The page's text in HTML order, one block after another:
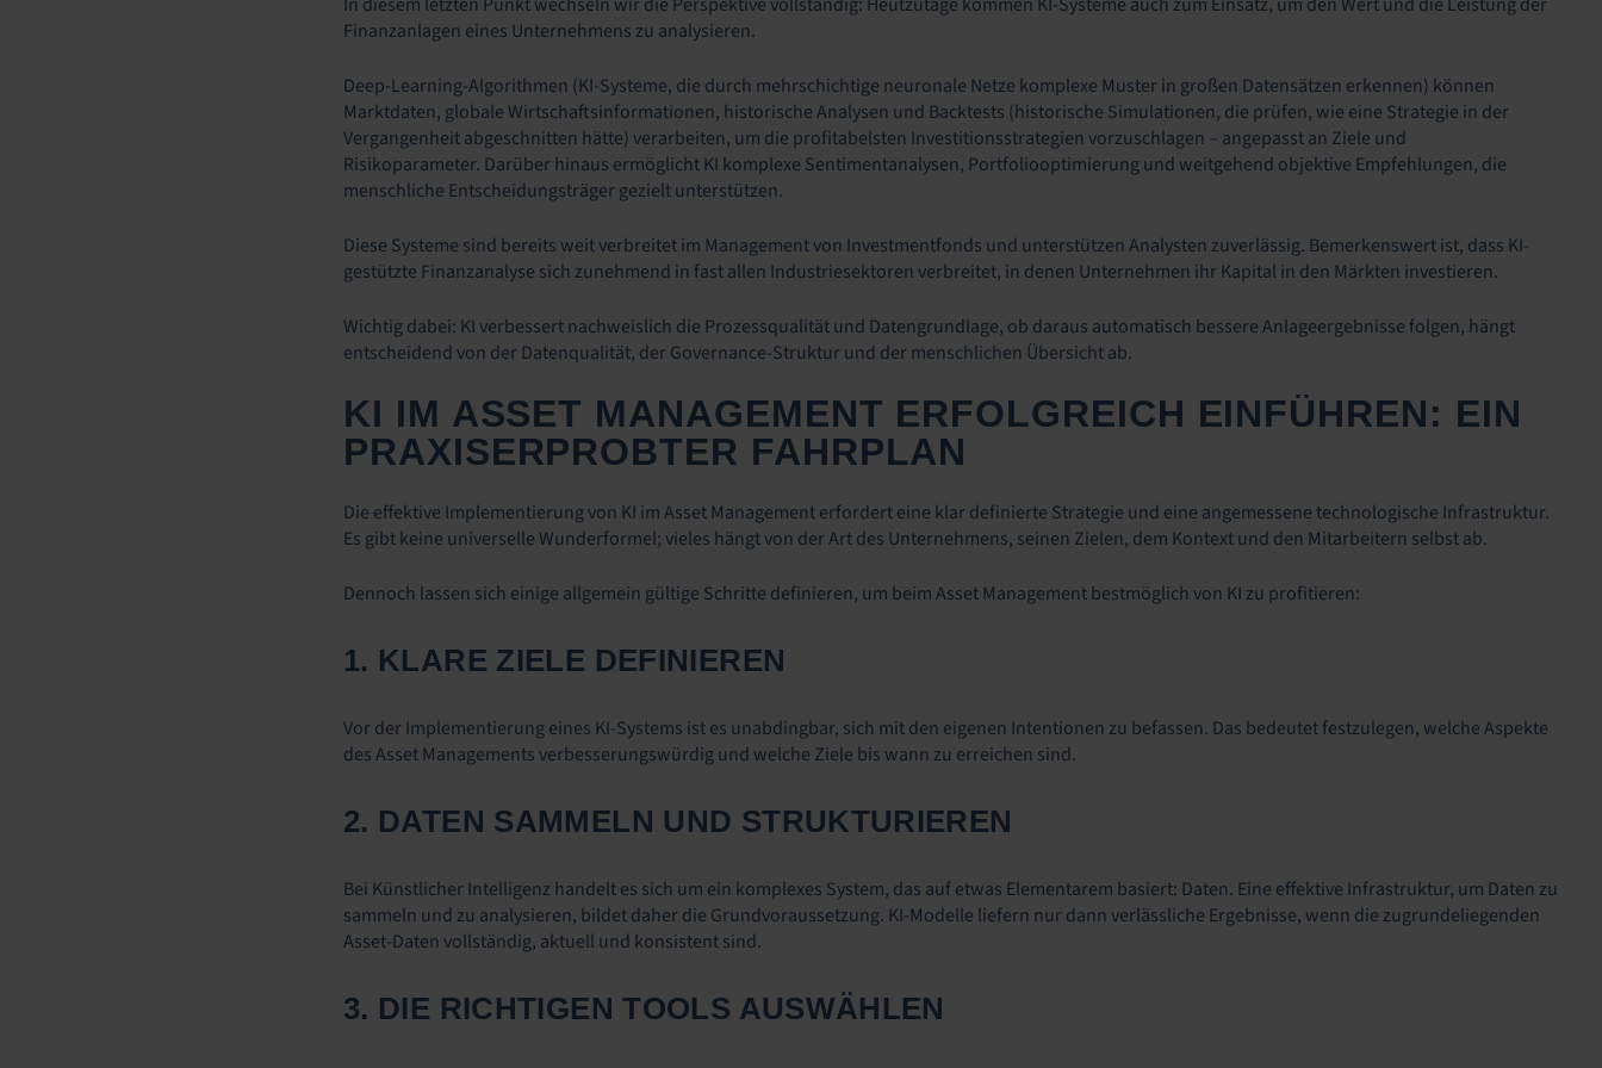
Finanzanlagen eines Unternehmens zu analysieren.
Deep-Learning-Algorithmen (KI-Systeme, die durch mehrschichtige neuronale Netze komplexe Muster in großen Datensätzen erkennen) können
Marktdaten, globale Wirtschaftsinformationen, historische Analysen und Backtests (historische Simulationen, die prüfen, wie eine Strategie in der
Vergangenheit abgeschnitten hätte) verarbeiten, um die profitabelsten Investitionsstrategien vorzuschlagen – angepasst an Ziele und
Risikoparameter. Darüber hinaus ermöglicht KI komplexe Sentimentanalysen, Portfoliooptimierung und weitgehend objektive Empfehlungen, die
menschliche Entscheidungsträger gezielt unterstützen.
Diese Systeme sind bereits weit verbreitet im Management von Investmentfonds und unterstützen Analysten zuverlässig. Bemerkenswert ist, dass KI-
gestützte Finanzanalyse sich zunehmend in fast allen Industriesektoren verbreitet, in denen Unternehmen ihr Kapital in den Märkten investieren.
Wichtig dabei: KI verbessert nachweislich die Prozessqualität und Datengrundlage, ob daraus automatisch bessere Anlageergebnisse folgen, hängt
entscheidend von der Datenqualität, der Governance-Struktur und der menschlichen Übersicht ab.
KI IM ASSET MANAGEMENT ERFOLGREICH EINFÜHREN: EIN
PRAXISERPROBTER FAHRPLAN
Die effektive Implementierung von KI im Asset Management erfordert eine klar definierte Strategie und eine angemessene technologische Infrastruktur.
Es gibt keine universelle Wunderformel; vieles hängt von der Art des Unternehmens, seinen Zielen, dem Kontext und den Mitarbeitern selbst ab.
Dennoch lassen sich einige allgemein gültige Schritte definieren, um beim Asset Management bestmöglich von KI zu profitieren:
1. KLARE ZIELE DEFINIEREN
Vor der Implementierung eines KI-Systems ist es unabdingbar, sich mit den eigenen Intentionen zu befassen. Das bedeutet festzulegen, welche Aspekte
des Asset Managements verbesserungswürdig und welche Ziele bis wann zu erreichen sind.
2. DATEN SAMMELN UND STRUKTURIEREN
Bei Künstlicher Intelligenz handelt es sich um ein komplexes System, das auf etwas Elementarem basiert: Daten. Eine effektive Infrastruktur, um Daten zu
sammeln und zu analysieren, bildet daher die Grundvoraussetzung. KI-Modelle liefern nur dann verlässliche Ergebnisse, wenn die zugrundeliegenden
Asset-Daten vollständig, aktuell und konsistent sind.
3. DIE RICHTIGEN TOOLS AUSWÄHLEN